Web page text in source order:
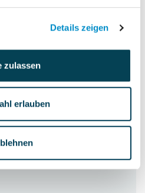
Details zeigen
zulassen
erlauben
potentially
deposits of
party structure past